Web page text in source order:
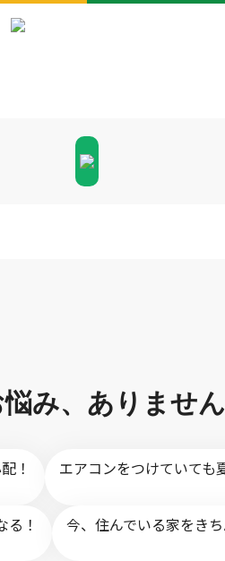
み、ありませ
！ エアコンをつけていても
！ 今、住んでいる家をき